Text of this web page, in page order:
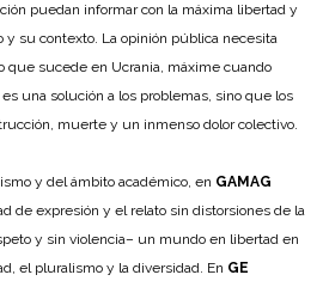
puedan informar con la máxima libertad y
y su contexto. La opinión pública necesita
que sucede en Ucrania, máxime cuando
una solución a los problemas, sino que los
muerte y un inmenso dolor colectivo.
y del ámbito académico, en GAMAG
de expresión y el relato sin distorsiones de la
y sin violencia– un mundo en libertad en
el pluralismo y la diversidad. En GE